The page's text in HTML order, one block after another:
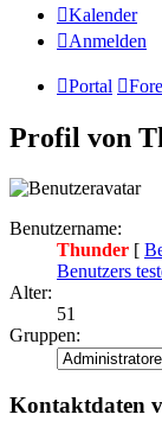
Kalender
Anmelden
Portal
Profil von
Benutzername:
Thunder [
Benutzers
Alter:
51
Gruppen:
Kontaktdaten